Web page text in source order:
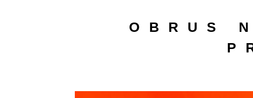
OBRUS